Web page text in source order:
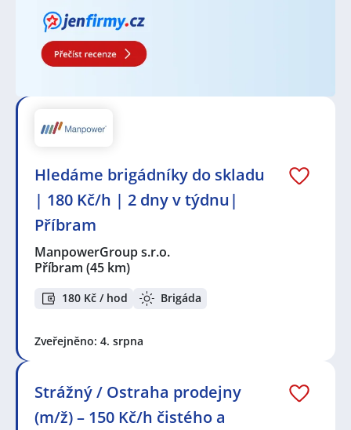
Hledáme brigádníky do skladu
| 180 Kč/h | 2 dny v týdnu|
Příbram
ManpowerGroup s.r.o.
Příbram (45 km)
180 Kč / hod Brigáda
Zveřejněno: 4. srpna
Strážný / Ostraha prodejny
(m/ž) – 150 Kč/h čistého a